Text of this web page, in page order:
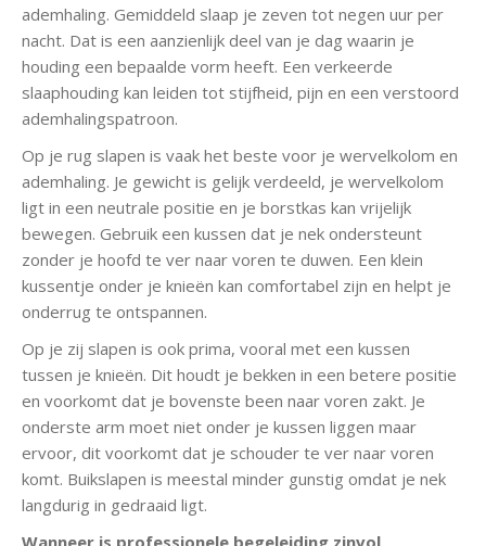
ademhaling. Gemiddeld slaap je zeven tot negen uur per
nacht. Dat is een aanzienlijk deel van je dag waarin je
houding een bepaalde vorm heeft. Een verkeerde
slaaphouding kan leiden tot stijfheid, pijn en een verstoord
ademhalingspatroon.
Op je rug slapen is vaak het beste voor je wervelkolom en
ademhaling. Je gewicht is gelijk verdeeld, je wervelkolom
ligt in een neutrale positie en je borstkas kan vrijelijk
bewegen. Gebruik een kussen dat je nek ondersteunt
zonder je hoofd te ver naar voren te duwen. Een klein
kussentje onder je knieën kan comfortabel zijn en helpt je
onderrug te ontspannen.
Op je zij slapen is ook prima, vooral met een kussen
tussen je knieën. Dit houdt je bekken in een betere positie
en voorkomt dat je bovenste been naar voren zakt. Je
onderste arm moet niet onder je kussen liggen maar
ervoor, dit voorkomt dat je schouder te ver naar voren
komt. Buikslapen is meestal minder gunstig omdat je nek
langdurig in gedraaid ligt.
Wanneer is professionele begeleiding zinvol